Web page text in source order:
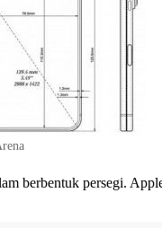
berbentuk persegi.